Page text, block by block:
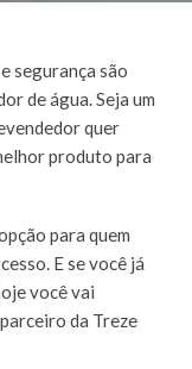
segurança são
de água. Seja um
quer
produto para
para quem
E se você já
você vai
da Treze